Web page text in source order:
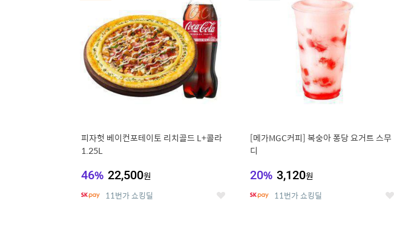
피자헛 베이컨포테이토 리치골드 L+콜라
1.25L
46% 22,500원
11번가 쇼킹딜 좋
[메가MGC커피] 복숭아 퐁당 요거트 스무
디
20% 3,120원
11번가 쇼킹딜 좋